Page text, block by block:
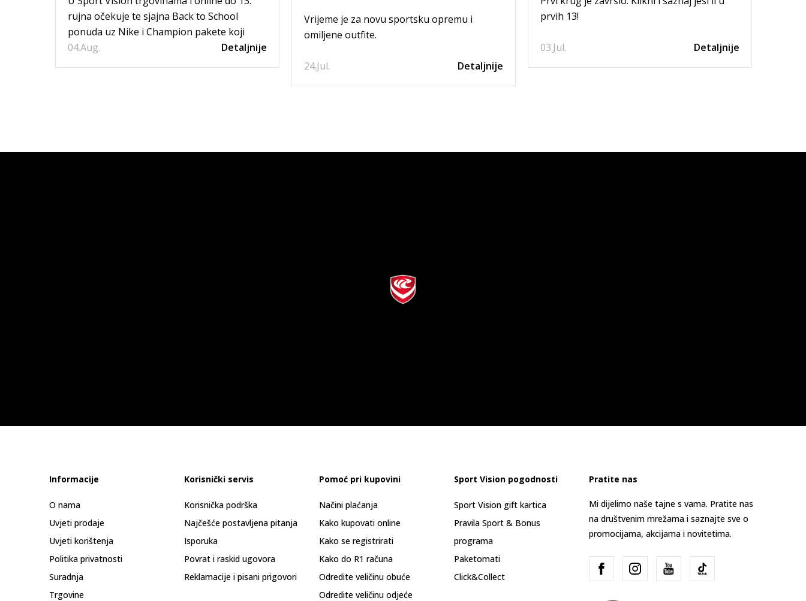
04.Aug.
rujna očekuje te sjajna Back to School
ponuda uz Nike i Champion pakete koji
uključuju komplet trenirku, tenisice i...Detaljnije
24.Jul.
Vrijeme je za novu sportsku opremu i
omiljene outfite.
Detaljnije
03.Jul.
prvih 13!
Detaljnije
Informacije
O nama
Uvjeti prodaje
Uvjeti korištenja
Politika privatnosti
Suradnja
Trgovine
Korisnički servis
Korisnička podrška
Najčešće postavljena pitanja
Isporuka
Povrat i raskid ugovora
Reklamacije i pisani prigovori
Pomoć pri kupovini
Načini plaćanja
Kako kupovati online
Kako se registrirati
Kako do R1 računa
Odredite veličinu obuće
Odredite veličinu odjeće
Sport Vision pogodnosti
Sport Vision gift kartica
Pravila Sport & Bonus
programa
Paketomati
Click&Collect
Pratite nas
Mi dijelimo naše tajne s vama. Pratite nas
na društvenim mrežama i saznajte sve o
promocijama, akcijama i novitetima.